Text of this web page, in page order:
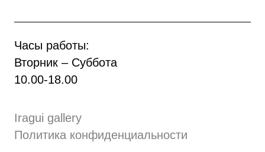
Часы работы:
Вторник – Суббота
10.00-18.00
Iragui gallery
Политика конфиденциальности